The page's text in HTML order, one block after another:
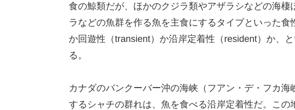
食の鯨類だが、ほかのクジラ類やアザラシなどの海棲
ラなどの魚群を作る魚を主食にするタイプといった食
か回遊性（transient）か沿岸定着性（resident）か、
る。
カナダのバンクーバー沖の海峡（フアン・デ・フカ
するシャチの群れは、魚を食べる沿岸定着性だ。こ